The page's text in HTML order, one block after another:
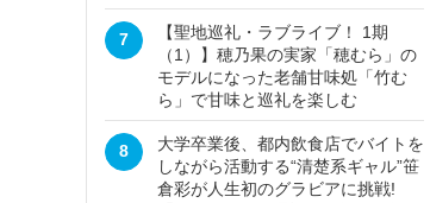
7
【聖地巡礼・ラブライブ！ 1期
（1）】穂乃果の実家「穂むら」の
モデルになった老舗甘味処「竹む
ら」で甘味と巡礼を楽しむ
8
大学卒業後、都内飲食店でバイトを
しながら活動する“清楚系ギャル”笹
倉彩が人生初のグラビアに挑戦!